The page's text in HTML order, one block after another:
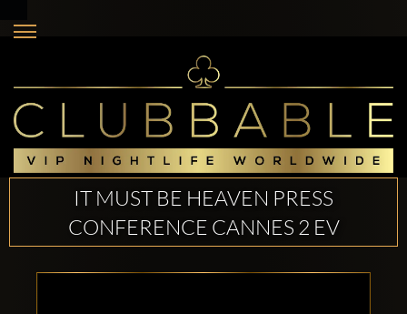
IT MUST BE HEAVEN PRESS
CONFERENCE CANNES 2 EV